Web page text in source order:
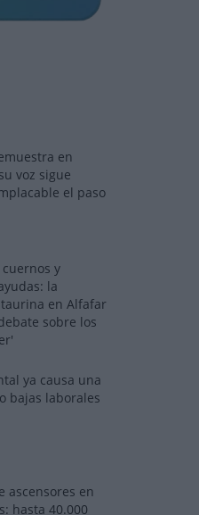
en
voz sigue
el paso
cuernos y
la
en Alfafar
sobre los
ya causa una
bajas laborales
ascensores en
hasta 40.000